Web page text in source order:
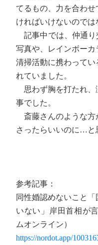
てるもの、力を合わ
ければいけないのでは
記事中では、仲通り
写真や、レインボー
清掃活動に携わって
れていました。
思わず胸を打たれ、
事でした。
斎藤さんのような方
さったらいいのに…と
参考記事：
同性婚認めないこと
いない」岸田首相が
ムオンライン）
https://nordot.app/